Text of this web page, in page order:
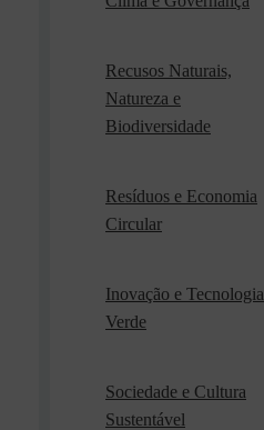
Recusos Naturais,
Natureza e
Biodiversidade
Resíduos e Economia
Circular
Inovação e Tecnologia
Verde
Sociedade e Cultura
Sustentável